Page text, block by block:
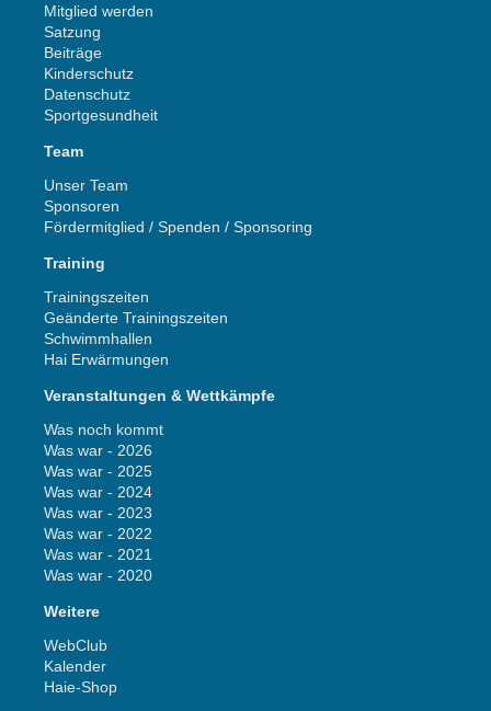
Mitglied werden
Satzung
Beiträge
Kinderschutz
Datenschutz
Sportgesundheit
Team
Unser Team
Sponsoren
Fördermitglied / Spenden / Sponsoring
Training
Trainingszeiten
Geänderte Trainingszeiten
Schwimmhallen
Hai Erwärmungen
Veranstaltungen & Wettkämpfe
Was noch kommt
Was war - 2026
Was war - 2025
Was war - 2024
Was war - 2023
Was war - 2022
Was war - 2021
Was war - 2020
Weitere
WebClub
Kalender
Haie-Shop